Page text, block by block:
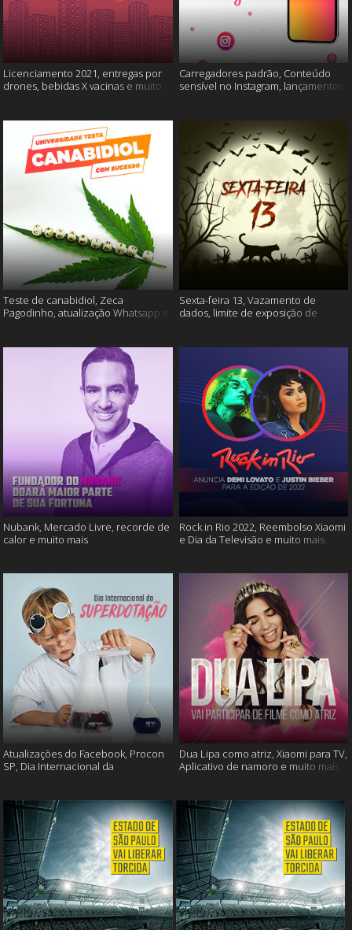
Licenciamento 2021, entregas por
drones, bebidas X vacinas e muito
Carregadores padrão, Conteúdo
sensível no Instagram, lançamentos
Teste de canabidiol, Zeca
Pagodinho, atualização Whatsapp e
Sexta-feira 13, Vazamento de
dados, limite de exposição de
Nubank, Mercado Livre, recorde de
calor e muito mais
Rock in Rio 2022, Reembolso Xiaomi
e Dia da Televisão e muito mais
Atualizações do Facebook, Procon
SP, Dia Internacional da
Dua Lipa como atriz, Xiaomi para TV,
Aplicativo de namoro e muito mais